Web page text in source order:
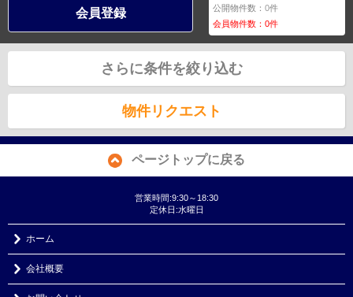
会員登録 公開物件数：0件
会員物件数：0件
さらに条件を絞り込む
物件リクエスト
ページトップに戻る
営業時間:9:30～18:30
定休日:水曜日
ホーム
会社概要